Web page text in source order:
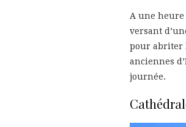
A une
versant
pour abriter
anciennes
journée.